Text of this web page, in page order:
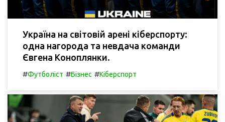
Україна на світовій арені кіберспорту:
одна нагорода та невдача команди
Євгена Коноплянки.
#Футболіст #Бізнес #Кіберспорт